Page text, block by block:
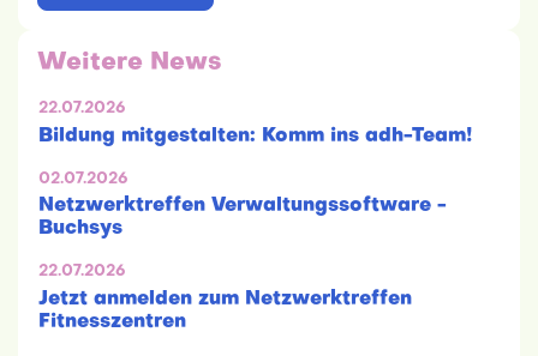
Weitere News
22.07.2026
Bildung mitgestalten: Komm ins adh-Team!
02.07.2026
Netzwerktreffen Verwaltungssoftware -
Buchsys
22.07.2026
Jetzt anmelden zum Netzwerktreffen
Fitnesszentren